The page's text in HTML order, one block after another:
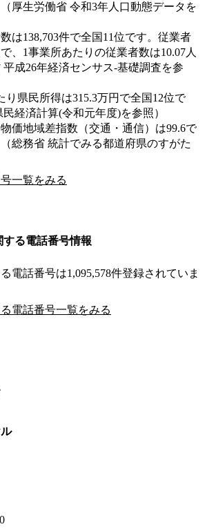
厚生労働省 令和3年人口動態データを
は138,703件で全国11位です。従業者
、1事業所あたりの従業者数は10.07人
成26年経済センサス‐基礎調査を参
り県民所得は315.3万円で全国12位で
経済計算(令和元年度)を参照）
価地域差指数（交通・通信）は99.6で
総務省 統計でみる都道府県のすがた
一覧をみる
する電話番号情報
電話番号は1,095,578件登録されていま
電話番号一覧をみる